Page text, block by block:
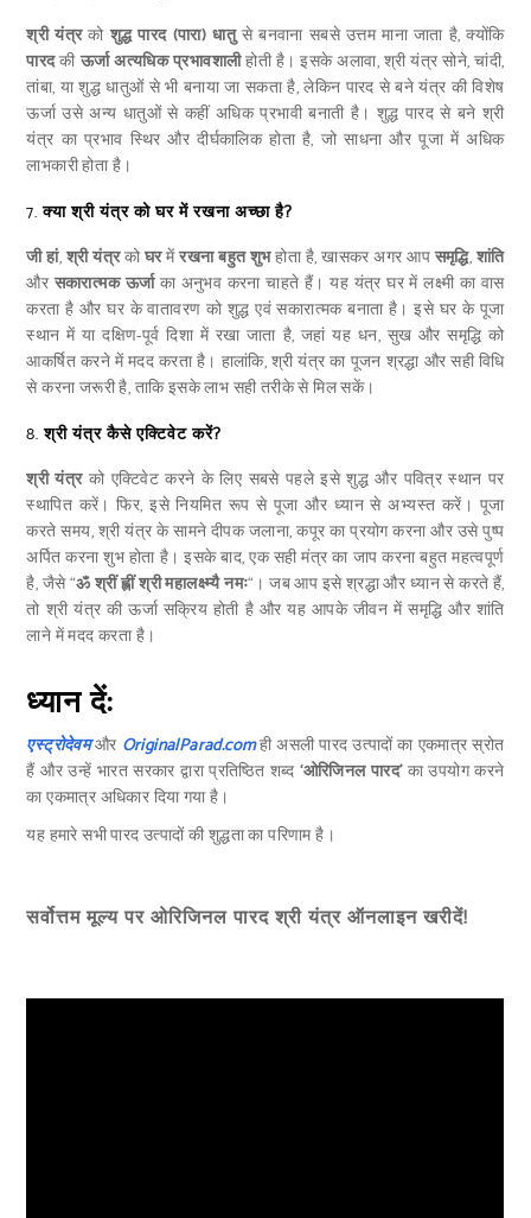
श्री यंत्रको शुद्ध पारद (पारा) धातुसे बनवाना सबसे उत्तम माना जाता है, क्योंकि
पारदकीऊर्जाअत्यधिक प्रभावशालीहोती है। इसके अलावा, श्री यंत्र सोने, चांदी,
तांबा, या शुद्ध धातुओं से भी बनाया जा सकता है, लेकिन पारद से बने यंत्र की विशेष
ऊर्जा उसे अन्य धातुओं से कहीं अधिक प्रभावी बनाती है। शुद्ध पारद से बने श्री
यंत्र का प्रभाव स्थिर और दीर्घकालिक होता है, जो साधना और पूजा में अधिक
लाभकारी होता है।
7.क्या श्री यंत्र को घर में रखना अच्छा है?
जी हां,श्री यंत्रकोघरमेंरखना बहुत शुभहोता है, खासकर अगर आपसमृद्धि,शांति
और सकारात्मक ऊर्जाका अनुभव करना चाहते हैं। यह यंत्र घर में लक्ष्मी का वास
करता है और घर के वातावरण को शुद्ध एवं सकारात्मक बनाता है। इसे घर के पूजा
स्थान में या दक्षिण-पूर्व दिशा में रखा जाता है, जहां यह धन, सुख और समृद्धि को
आकर्षित करने में मदद करता है। हालांकि, श्री यंत्र का पूजन श्रद्धा और सही विधि
से करना जरूरी है, ताकि इसके लाभ सही तरीके से मिल सकें।
8.श्री यंत्र कैसे एक्टिवेट करें?
श्री यंत्रको एक्टिवेट करने के लिए सबसे पहले इसे शुद्ध और पवित्र स्थान पर
स्थापित करें। फिर, इसे नियमित रूप से पूजा और ध्यान से अभ्यस्त करें। पूजा
करते समय, श्री यंत्र के सामने दीपक जलाना, कपूर का प्रयोग करना और उसे पुष्प
अर्पित करना शुभ होता है। इसके बाद, एक सही मंत्र का जाप करना बहुत महत्वपूर्ण
है, जैसे “ॐ श्रीं ह्लीं श्री महालक्ष्म्यै नमः“। जब आप इसे श्रद्धा और ध्यान से करते हैं,
तो श्री यंत्र की ऊर्जा सक्रिय होती है और यह आपके जीवन में समृद्धि और शांति
लाने में मदद करता है।
ध्यान दें:
एस्ट्रोदेवमऔर OriginalParad.comही असली पारद उत्पादों का एकमात्र स्रोत
हैं और उन्हें भारत सरकार द्वारा प्रतिष्ठित शब्द ‘ओरिजिनल पारद’का उपयोग करने
का एकमात्र अधिकार दिया गया है।
यह हमारे सभी पारद उत्पादों की शुद्धता का परिणाम है।
सर्वोत्तम मूल्य पर ओरिजिनल पारद श्री यंत्र ऑनलाइन खरीदें!